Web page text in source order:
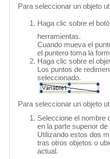
Para seleccionar un objeto
Haga clic sobre el
herramientas.
Cuando mueva el
el puntero toma la
Haga clic sobre el
Los puntos de
seleccionado.
Para seleccionar un objeto
Seleccione el nombre
en la parte superior
Utilizando estos dos
tras otros objetos o
actual.